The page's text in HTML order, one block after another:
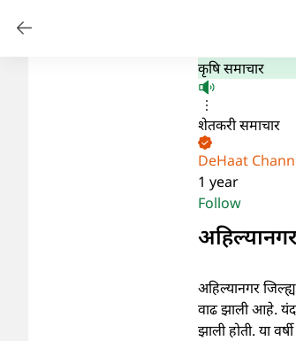
कृषि समाचार
शेतकरी समाचार
DeHaat
1 year
Follow
अहिल्यानगर
वाढ झाली आहे.
झाली होती. या